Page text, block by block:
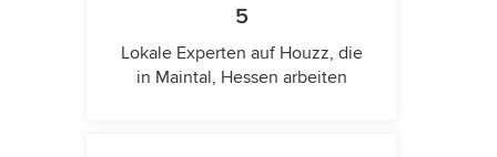
5
Lokale Experten auf Houzz, die
in Maintal, Hessen arbeiten